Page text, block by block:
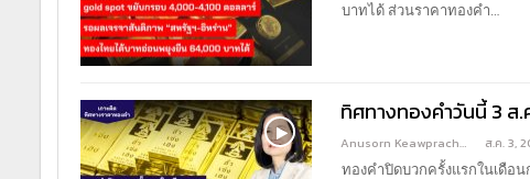
บาทได้ ส่วนราคาทองคำ
ทิศทางทองคำวันนี้ 3 ส
Anusorn Keawprachant ส.ค. 3,
ทองคำปิดบวกครั้งแรกในเดือน